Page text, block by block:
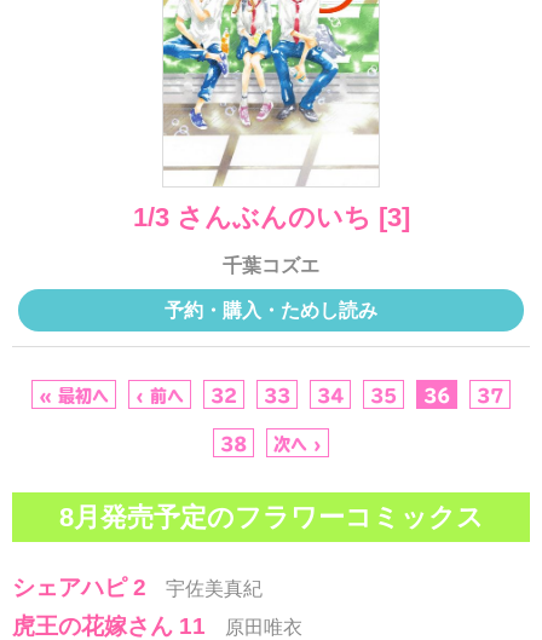
1/3 さんぶんのいち [3]
千葉コズエ
予約・購入・ためし読み
« 最初へ ‹ 前へ 32 33 34 35 36 37
38 次へ ›
8月発売予定のフラワーコミックス
シェアハピ 2 宇佐美真紀
虎王の花嫁さん 11 原田唯衣